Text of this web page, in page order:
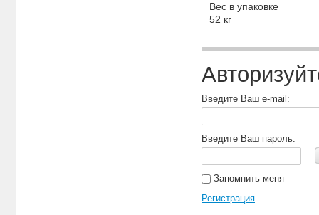
Вес в упаковке
52 кг
Введите Ваш e-mail:
Введите Ваш пароль:
Запомнить меня
Регистрация